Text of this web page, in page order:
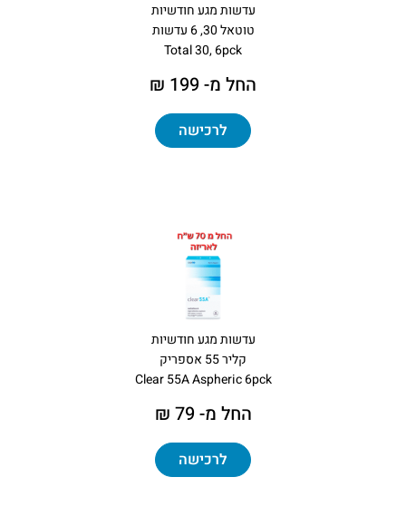
עדשות מגע חודשיות
טוטאל 30, 6 עדשות
Total 30, 6pck
החל מ- 199 ₪
לרכישה
עדשות מגע חודשיות
קליר 55 אספריק
Clear 55A Aspheric 6pck
החל מ- 79 ₪
לרכישה